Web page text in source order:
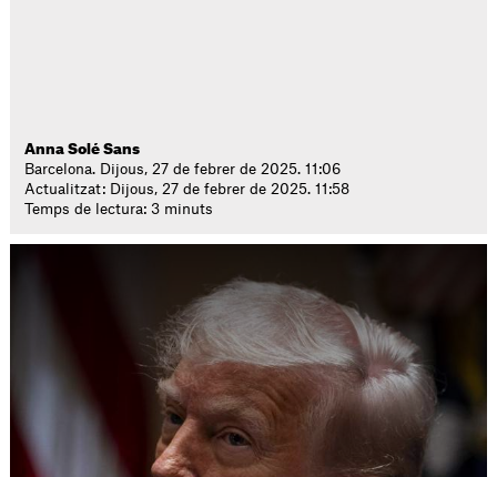
Anna Solé Sans
Barcelona. Dijous, 27 de febrer de 2025. 11:06
Actualitzat: Dijous, 27 de febrer de 2025. 11:58
Temps de lectura: 3 minuts